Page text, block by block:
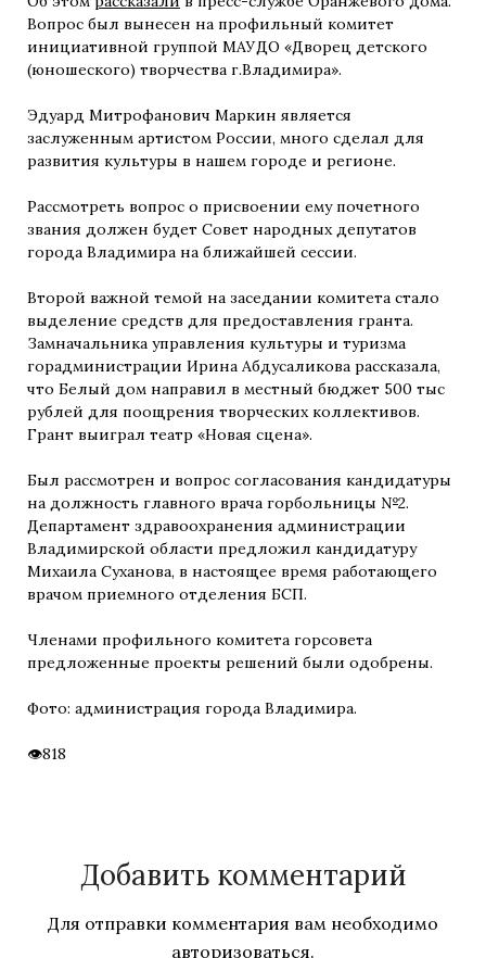
Вопрос был вынесен на профильный комитет
инициативной группой МАУДО «Дворец детского
(юношеского) творчества г.Владимира».
Эдуард Митрофанович Маркин является
заслуженным артистом России, много сделал для
развития культуры в нашем городе и регионе.
Рассмотреть вопрос о присвоении ему почетного
звания должен будет Совет народных депутатов
города Владимира на ближайшей сессии.
Второй важной темой на заседании комитета стало
выделение средств для предоставления гранта.
Замначальника управления культуры и туризма
горадминистрации Ирина Абдусаликова рассказала,
что Белый дом направил в местный бюджет 500 тыс
рублей для поощрения творческих коллективов.
Грант выиграл театр «Новая сцена».
Был рассмотрен и вопрос согласования кандидатуры
на должность главного врача горбольницы №2.
Департамент здравоохранения администрации
Владимирской области предложил кандидатуру
Михаила Суханова, в настоящее время работающего
врачом приемного отделения БСП.
Членами профильного комитета горсовета
предложенные проекты решений были одобрены.
Фото: администрация города Владимира.
818
Добавить комментарий
Для отправки комментария вам необходимо
авторизоваться.